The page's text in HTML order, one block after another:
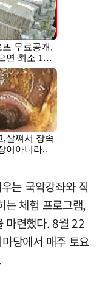
는 국악강좌와 직
는 체험 프로그램,
마련했다. 8월 22
당에서 매주 토요